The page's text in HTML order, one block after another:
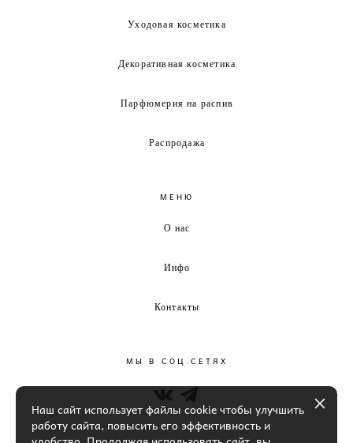
Уходовая косметика
Декоративная косметика
Парфюмерия на распив
Распродажа
МЕНЮ
О нас
Инфо
Контакты
МЫ В СОЦ.СЕТЯХ
Наш сайт использует файлы cookie чтобы улучшить
работу сайта, повысить его эффективность и